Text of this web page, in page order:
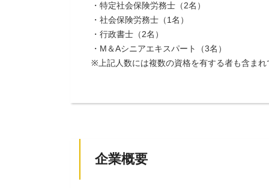
・特定社会保険労務士（2名）
・社会保険労務士（1名）
・行政書士（2名）
・M＆Aシニアエキスパート（3名）
※上記人数には複数の資格を有する者も含まれ
企業概要